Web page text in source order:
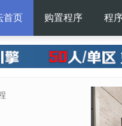
首页 购置程序 程